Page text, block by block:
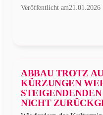
Veröffentlicht am21.01.2026
ABBAU TROTZ
KÜRZUNGEN
NICHT